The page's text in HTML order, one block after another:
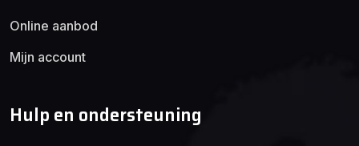
Online aanbod
Mijn account
Hulp en ondersteuning